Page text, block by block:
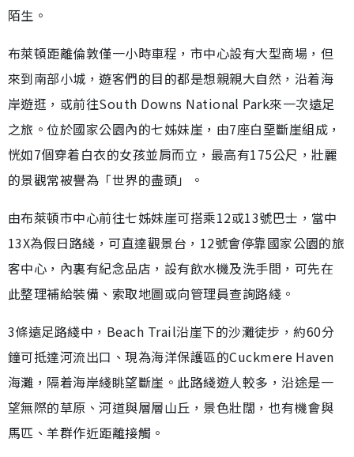
陌生。
布萊頓距離倫敦僅一小時車程，市中心設有大型商場，但
來到南部小城，遊客們的目的都是想親親大自然，沿着海
岸遊逛，或前往South Downs National Park來一次遠足
之旅。位於國家公園內的七姊妹崖，由7座白堊斷崖組成，
恍如7個穿着白衣的女孩並肩而立，最高有175公尺，壯麗
的景觀常被譽為「世界的盡頭」。
由布萊頓市中心前往七姊妹崖可搭乘12或13號巴士，當中
13X為假日路綫，可直達觀景台，12號會停靠國家公園的旅
客中心，內裏有紀念品店，設有飲水機及洗手間，可先在
此整理補給裝備、索取地圖或向管理員查詢路綫。
3條遠足路綫中，Beach Trail沿崖下的沙灘徒步，約60分
鐘可抵達河流出口、現為海洋保護區的Cuckmere Haven
海灘，隔着海岸綫眺望斷崖。此路綫遊人較多，沿途是一
望無際的草原、河道與層層山丘，景色壯闊，也有機會與
馬匹、羊群作近距離接觸。